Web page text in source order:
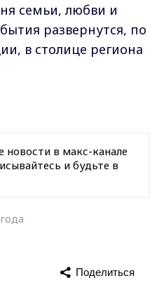
семьи, любви и
развернутся, по
в столице региона
новости в макс-канале
и будьте в
Поделиться